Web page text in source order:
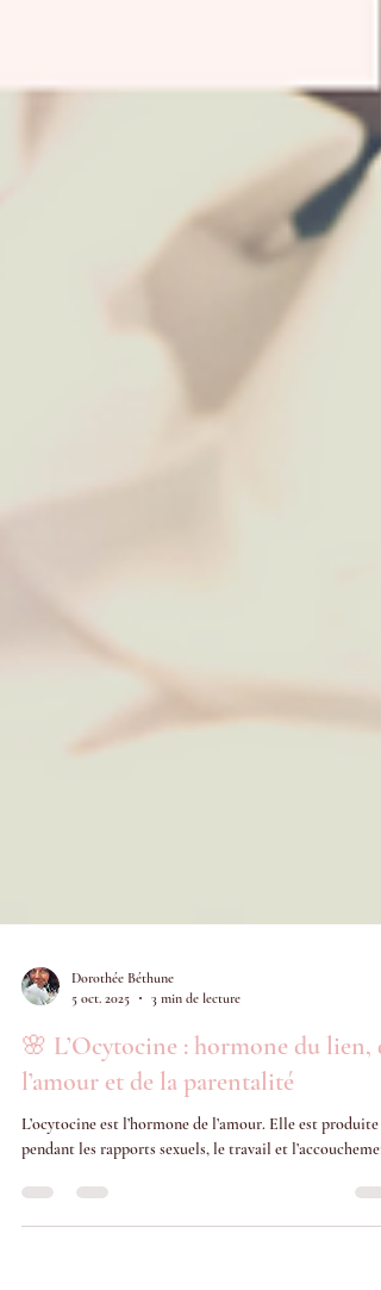
Dorothée Béthune
5 oct. 2025
3 min de lecture
🌸 L’Ocytocine : hormone du lien,